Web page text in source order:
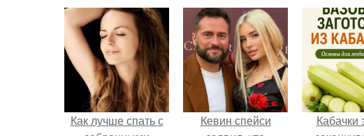
Как лучше спать с
Кевин спейси
Кабачки